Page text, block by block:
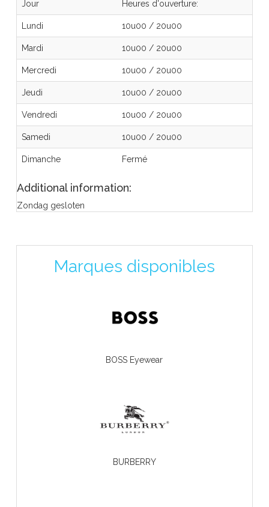
Jour Heures d'ouverture:
Lundi 10u00 /20u00
Mardi 10u00 /20u00
Mercredi 10u00 /20u00
Jeudi 10u00 /20u00
Vendredi 10u00 /20u00
Samedi 10u00 /20u00
Dimanche Fermé
Additional information:
Zondag gesloten
Marques disponibles
BOSS Eyewear
BURBERRY